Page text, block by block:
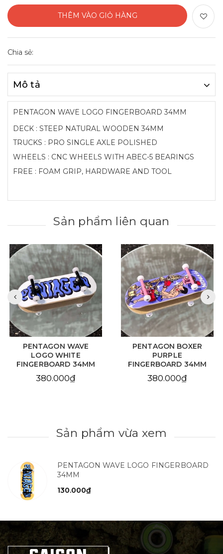
THÊM VÀO GIỎ HÀNG
Chia sẻ:
Mô tả
PENTAGON WAVE LOGO FINGERBOARD 34MM
DECK : STEEP NATURAL WOODEN 34MM
TRUCKS : PRO SINGLE AXLE POLISHED
WHEELS : CNC WHEELS WITH ABEC-5 BEARINGS
FREE : FOAM GRIP, HARDWARE AND TOOL
Sản phẩm liên quan
PENTAGON BOXER
PURPLE
FINGERBOARD 34MM
380.000₫
SAIGON SKATESHOP
SEN WAVE CRUISER
SHAPE FINGERBOARD
36MM
Sản phẩm vừa xem
PENTAGON WAVE LOGO FINGERBOARD
34MM
130.000₫